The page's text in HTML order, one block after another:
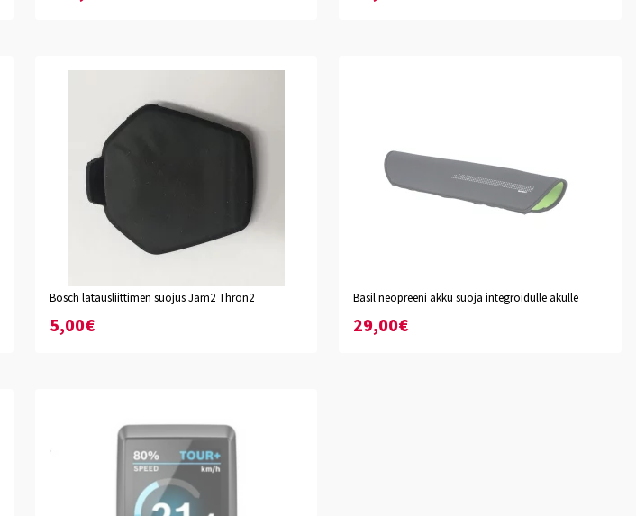
Bosch latausliittimen suojus Jam2 Thron2
5,00€
Basil neopreeni akku suoja integroidulle akulle
29,00€